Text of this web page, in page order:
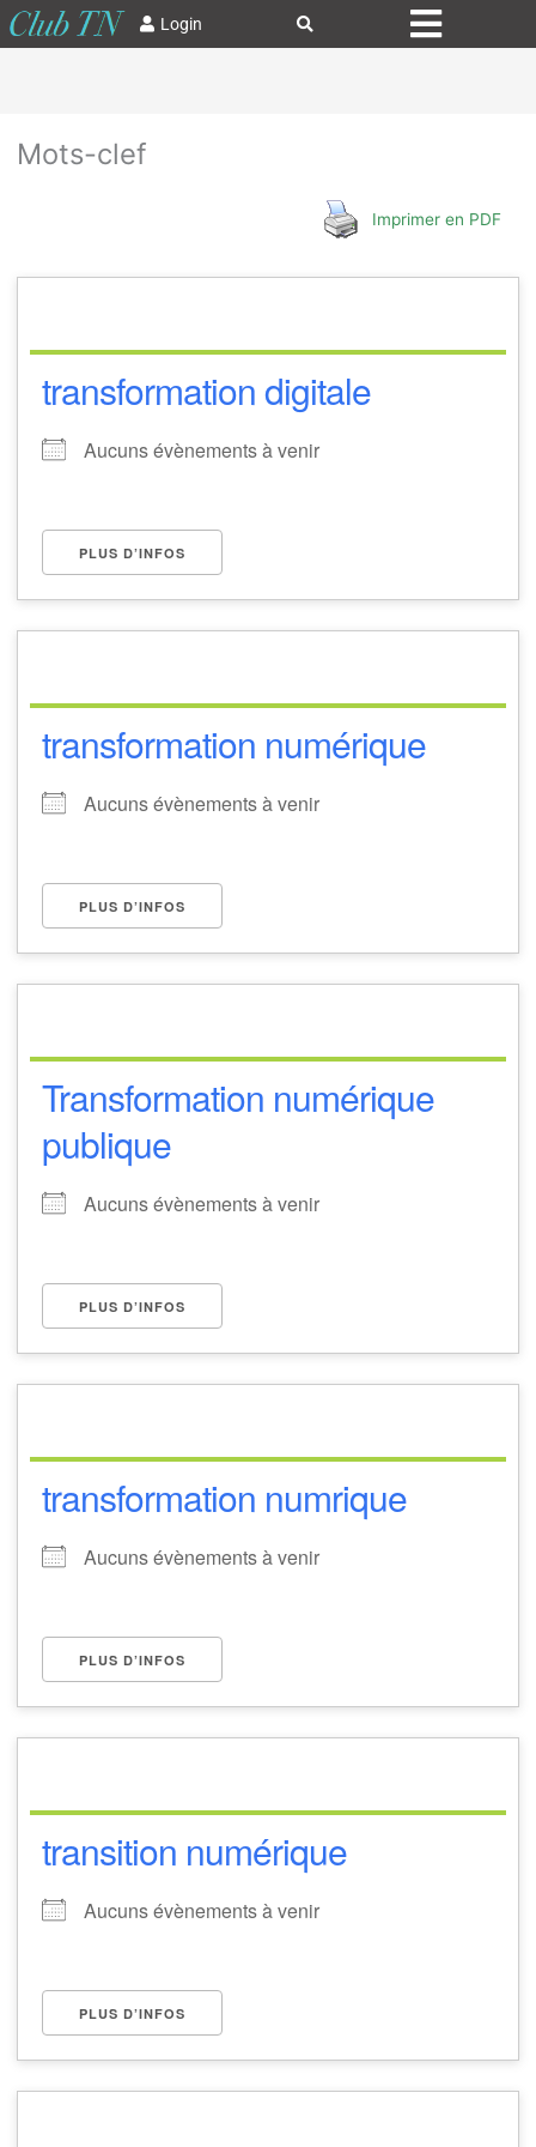
Login
Mots-clef
Imprimer en PDF
transformation digitale
Aucuns évènements à venir
PLUS D’INFOS
transformation numérique
Aucuns évènements à venir
PLUS D’INFOS
Transformation numérique
publique
Aucuns évènements à venir
PLUS D’INFOS
transformation numrique
Aucuns évènements à venir
PLUS D’INFOS
transition numérique
Aucuns évènements à venir
PLUS D’INFOS